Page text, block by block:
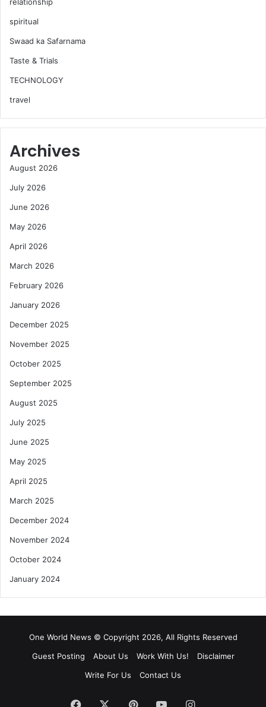
spiritual
Swaad ka Safarnama
Taste & Trials
TECHNOLOGY
travel
Archives
August 2026
July 2026
June 2026
May 2026
April 2026
March 2026
February 2026
January 2026
December 2025
November 2025
October 2025
September 2025
August 2025
July 2025
June 2025
May 2025
April 2025
March 2025
December 2024
November 2024
October 2024
January 2024
One World News © Copyright 2026, All Rights Reserved
Guest Posting
About Us Work With Us!
Disclaimer
Write For Us
Contact Us
Facebook PinterestYouTubeInstagram